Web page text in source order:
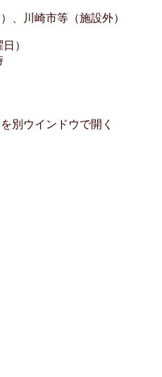
、川崎市等（施設外）
）
を別ウインドウで開く